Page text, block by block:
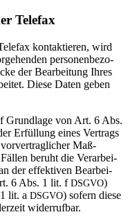
Telefax
kon­tak­tieren, wird
per­so­nen­be­zo­
der Bear­bei­tung Ihres
Diese Daten geben
Grund­lage von Art. 6 Abs.
Erfül­lung eines Ver­trags
vor­ver­trag­li­cher Maß­
beruht die Ver­ar­bei­
der effek­tiven Bear­bei­
6 Abs. 1 lit. fDSGVO)
lit. a DSGVO) sofern diese
widerrufbar.